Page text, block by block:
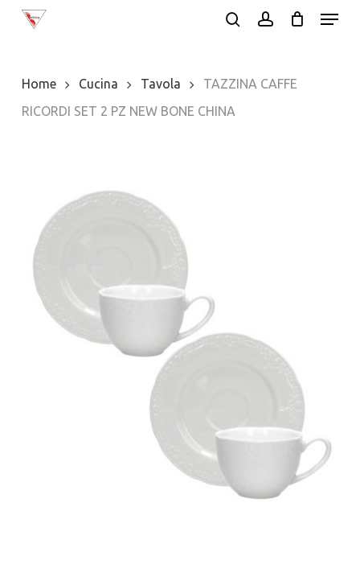
Skip
content
Menu
Home Cucina Tavola
TAZZINA CAFFE
RICORDI SET 2 PZ NEW BONE CHINA